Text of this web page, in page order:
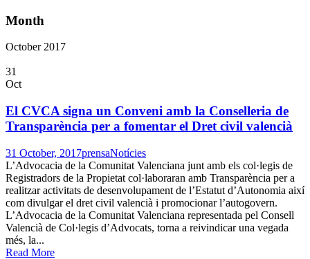
Month
October 2017
31
Oct
El CVCA signa un Conveni amb la Conselleria de
Transparència per a fomentar el Dret civil valencià
31 October, 2017prensaNotícies
L’Advocacia de la Comunitat Valenciana junt amb els col·legis de
Registradors de la Propietat col·laboraran amb Transparència per a
realitzar activitats de desenvolupament de l’Estatut d’Autonomia així
com divulgar el dret civil valencià i promocionar l’autogovern.
L’Advocacia de la Comunitat Valenciana representada pel Consell
Valencià de Col·legis d’Advocats, torna a reivindicar una vegada
més, la...
Read More